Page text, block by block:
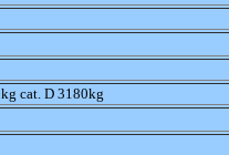
cat. D 3180kg